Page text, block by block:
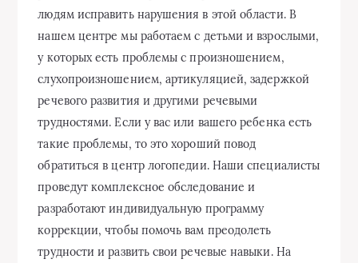
людям исправить нарушения в этой области. В
нашем центре мы работаем с детьми и взрослыми,
у которых есть проблемы с произношением,
слухопроизношением, артикуляцией, задержкой
речевого развития и другими речевыми
трудностями. Если у вас или вашего ребенка есть
такие проблемы, то это хороший повод
обратиться в центр логопедии. Наши специалисты
проведут комплексное обследование и
разработают индивидуальную программу
коррекции, чтобы помочь вам преодолеть
трудности и развить свои речевые навыки. На